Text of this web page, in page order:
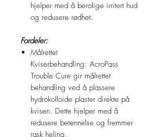
hjelper med å berolige irritert hud
og redusere rødhet.
Fordeler:
Målrettet
Kviserbehandling: AcroPass
Trouble Cure gir målrettet
behandling ved å plassere
hydrokolloide plaster direkte på
kvisen. Dette hjelper med å
redusere betennelse og fremmer
rask heling.